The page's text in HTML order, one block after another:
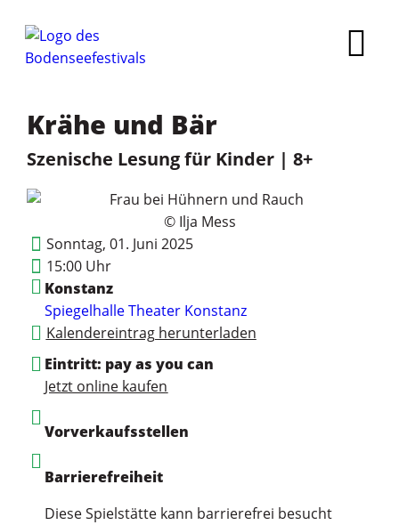
Krähe und Bär
Szenische Lesung für Kinder | 8+
© Ilja Mess
Sonntag, 01. Juni 2025
15:00 Uhr
Konstanz
Spiegelhalle Theater Konstanz
Kalendereintrag herunterladen
Eintritt: pay as you can
Jetzt online kaufen
Vorverkaufsstellen
Barrierefreiheit
Diese Spielstätte kann barrierefrei besucht